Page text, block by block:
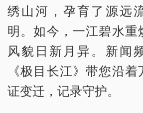
绣山河，孕育了源远
明。如今，一江碧水重
风貌日新月异。新闻
《极目长江》带您沿
证变迁，记录守护。